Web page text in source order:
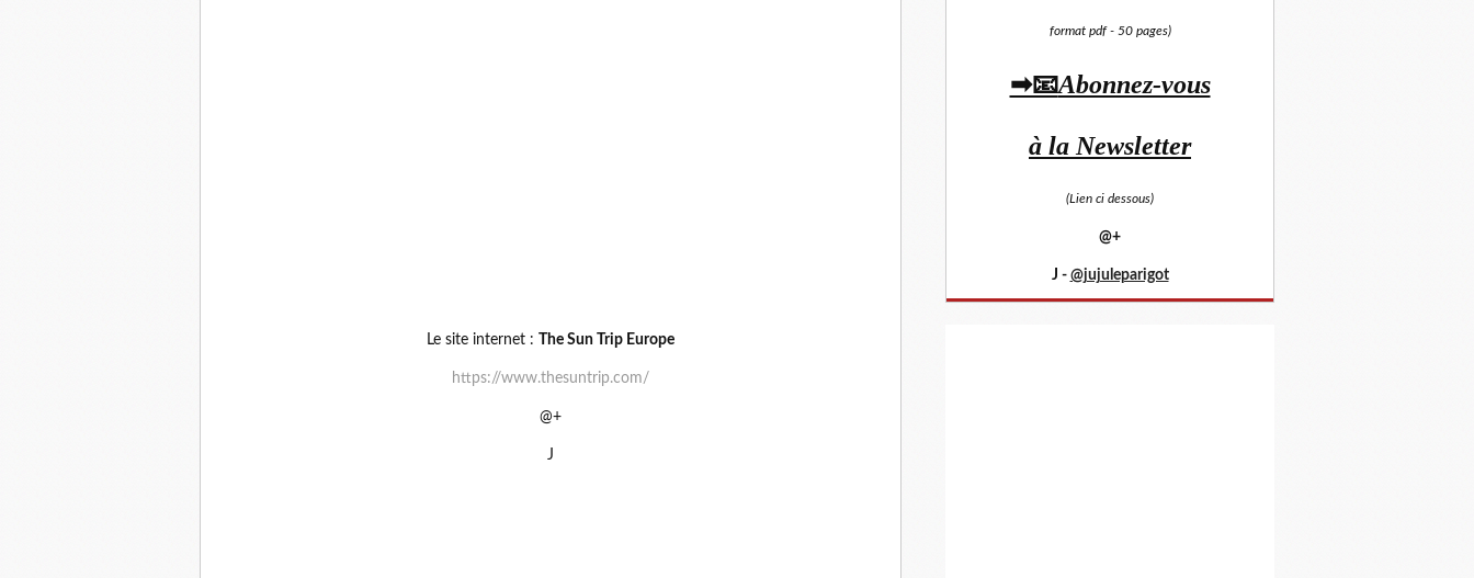
Le site internet : The Sun Trip Europe
https://www.thesuntrip.com/
@+
J
format pdf - 50 pages)
➡📧Abonnez-vous
à la Newsletter
(Lien ci dessous)
@+
J - @jujuleparigot